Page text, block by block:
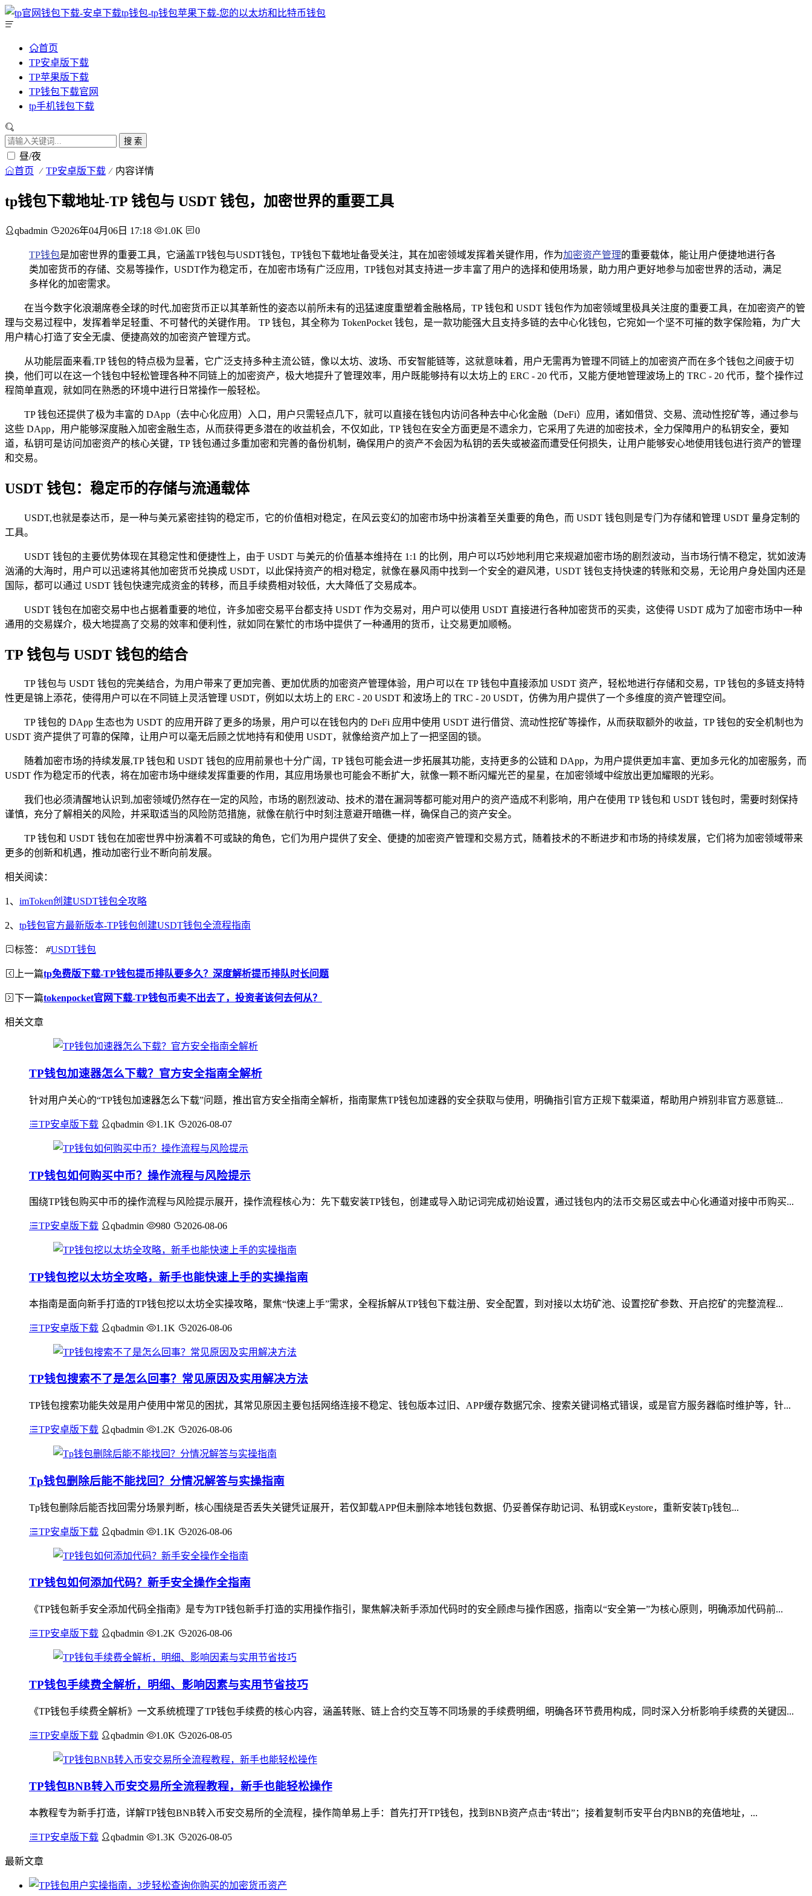
首页
TP安卓版下载
TP苹果版下载
TP钱包下载官网
tp手机钱包下载
搜 索
昼/夜
首页 TP安卓版下载 内容详情
tp钱包下载地址-TP 钱包与 USDT 钱包，加密世界的重要工具
qbadmin 2026年04月06日 17:18 1.0K 0
TP钱包是加密世界的重要工具，它涵盖TP钱包与USDT钱包，TP钱包下载地址备受关注，其在加密领域发挥着关键作用，作为加密资产管理的重要载体，能让用户便捷地进行各
类加密货币的存储、交易等操作，USDT作为稳定币，在加密市场有广泛应用，TP钱包对其支持进一步丰富了用户的选择和使用场景，助力用户更好地参与加密世界的活动，满足
多样化的加密需求。
在当今数字化浪潮席卷全球的时代,加密货币正以其革新性的姿态以前所未有的迅猛速度重塑着金融格局，TP 钱包和 USDT 钱包作为加密领域里极具关注度的重要工具，在加密资产的管
理与交易过程中，发挥着举足轻重、不可替代的关键作用。 TP 钱包，其全称为 TokenPocket 钱包，是一款功能强大且支持多链的去中心化钱包，它宛如一个坚不可摧的数字保险箱，为广大
用户精心打造了安全无虞、便捷高效的加密资产管理方式。
从功能层面来看,TP 钱包的特点极为显著，它广泛支持多种主流公链，像以太坊、波场、币安智能链等，这就意味着，用户无需再为管理不同链上的加密资产而在多个钱包之间疲于切
换，他们可以在这一个钱包中轻松管理各种不同链上的加密资产，极大地提升了管理效率，用户既能够持有以太坊上的 ERC - 20 代币，又能方便地管理波场上的 TRC - 20 代币，整个操作过
程简单直观，就如同在熟悉的环境中进行日常操作一般轻松。
TP 钱包还提供了极为丰富的 DApp（去中心化应用）入口，用户只需轻点几下，就可以直接在钱包内访问各种去中心化金融（DeFi）应用，诸如借贷、交易、流动性挖矿等，通过参与
这些 DApp，用户能够深度融入加密金融生态，从而获得更多潜在的收益机会，不仅如此，TP 钱包在安全方面更是不遗余力，它采用了先进的加密技术，全力保障用户的私钥安全，要知
道，私钥可是访问加密资产的核心关键，TP 钱包通过多重加密和完善的备份机制，确保用户的资产不会因为私钥的丢失或被盗而遭受任何损失，让用户能够安心地使用钱包进行资产的管理
和交易。
USDT 钱包：稳定币的存储与流通载体
USDT,也就是泰达币，是一种与美元紧密挂钩的稳定币，它的价值相对稳定，在风云变幻的加密市场中扮演着至关重要的角色，而 USDT 钱包则是专门为存储和管理 USDT 量身定制的
工具。
USDT 钱包的主要优势体现在其稳定性和便捷性上，由于 USDT 与美元的价值基本维持在 1:1 的比例，用户可以巧妙地利用它来规避加密市场的剧烈波动，当市场行情不稳定，犹如波涛
汹涌的大海时，用户可以迅速将其他加密货币兑换成 USDT，以此保持资产的相对稳定，就像在暴风雨中找到一个安全的避风港，USDT 钱包支持快速的转账和交易，无论用户身处国内还是
国际，都可以通过 USDT 钱包快速完成资金的转移，而且手续费相对较低，大大降低了交易成本。
USDT 钱包在加密交易中也占据着重要的地位，许多加密交易平台都支持 USDT 作为交易对，用户可以使用 USDT 直接进行各种加密货币的买卖，这使得 USDT 成为了加密市场中一种
通用的交易媒介，极大地提高了交易的效率和便利性，就如同在繁忙的市场中提供了一种通用的货币，让交易更加顺畅。
TP 钱包与 USDT 钱包的结合
TP 钱包与 USDT 钱包的完美结合，为用户带来了更加完善、更加优质的加密资产管理体验，用户可以在 TP 钱包中直接添加 USDT 资产，轻松地进行存储和交易，TP 钱包的多链支持特
性更是锦上添花，使得用户可以在不同链上灵活管理 USDT，例如以太坊上的 ERC - 20 USDT 和波场上的 TRC - 20 USDT，仿佛为用户提供了一个多维度的资产管理空间。
TP 钱包的 DApp 生态也为 USDT 的应用开辟了更多的场景，用户可以在钱包内的 DeFi 应用中使用 USDT 进行借贷、流动性挖矿等操作，从而获取额外的收益，TP 钱包的安全机制也为
USDT 资产提供了可靠的保障，让用户可以毫无后顾之忧地持有和使用 USDT，就像给资产加上了一把坚固的锁。
随着加密市场的持续发展,TP 钱包和 USDT 钱包的应用前景也十分广阔，TP 钱包可能会进一步拓展其功能，支持更多的公链和 DApp，为用户提供更加丰富、更加多元化的加密服务，而
USDT 作为稳定币的代表，将在加密市场中继续发挥重要的作用，其应用场景也可能会不断扩大，就像一颗不断闪耀光芒的星星，在加密领域中绽放出更加耀眼的光彩。
我们也必须清醒地认识到,加密领域仍然存在一定的风险，市场的剧烈波动、技术的潜在漏洞等都可能对用户的资产造成不利影响，用户在使用 TP 钱包和 USDT 钱包时，需要时刻保持
谨慎，充分了解相关的风险，并采取适当的风险防范措施，就像在航行中时刻注意避开暗礁一样，确保自己的资产安全。
TP 钱包和 USDT 钱包在加密世界中扮演着不可或缺的角色，它们为用户提供了安全、便捷的加密资产管理和交易方式，随着技术的不断进步和市场的持续发展，它们将为加密领域带来
更多的创新和机遇，推动加密行业不断向前发展。
相关阅读：
1、 imToken创建USDT钱包全攻略
2、 tp钱包官方最新版本-TP钱包创建USDT钱包全流程指南
标签： #USDT钱包
上一篇tp免费版下载-TP钱包提币排队要多久？深度解析提币排队时长问题
下一篇tokenpocket官网下载-TP钱包币卖不出去了，投资者该何去何从？
相关文章
TP钱包加速器怎么下载？官方安全指南全解析
针对用户关心的“TP钱包加速器怎么下载”问题，推出官方安全指南全解析，指南聚焦TP钱包加速器的安全获取与使用，明确指引官方正规下载渠道，帮助用户辨别非官方恶意链...
TP安卓版下载 qbadmin 1.1K 2026-08-07
TP钱包如何购买中币？操作流程与风险提示
围绕TP钱包购买中币的操作流程与风险提示展开，操作流程核心为：先下载安装TP钱包，创建或导入助记词完成初始设置，通过钱包内的法币交易区或去中心化通道对接中币购买...
TP安卓版下载 qbadmin 980 2026-08-06
TP钱包挖以太坊全攻略，新手也能快速上手的实操指南
本指南是面向新手打造的TP钱包挖以太坊全实操攻略，聚焦“快速上手”需求，全程拆解从TP钱包下载注册、安全配置，到对接以太坊矿池、设置挖矿参数、开启挖矿的完整流程...
TP安卓版下载 qbadmin 1.1K 2026-08-06
TP钱包搜索不了是怎么回事？常见原因及实用解决方法
TP钱包搜索功能失效是用户使用中常见的困扰，其常见原因主要包括网络连接不稳定、钱包版本过旧、APP缓存数据冗余、搜索关键词格式错误，或是官方服务器临时维护等，针...
TP安卓版下载 qbadmin 1.2K 2026-08-06
Tp钱包删除后能不能找回？分情况解答与实操指南
Tp钱包删除后能否找回需分场景判断，核心围绕是否丢失关键凭证展开，若仅卸载APP但未删除本地钱包数据、仍妥善保存助记词、私钥或Keystore，重新安装Tp钱包...
TP安卓版下载 qbadmin 1.1K 2026-08-06
TP钱包如何添加代码？新手安全操作全指南
《TP钱包新手安全添加代码全指南》是专为TP钱包新手打造的实用操作指引，聚焦解决新手添加代码时的安全顾虑与操作困惑，指南以“安全第一”为核心原则，明确添加代码前...
TP安卓版下载 qbadmin 1.2K 2026-08-06
TP钱包手续费全解析，明细、影响因素与实用节省技巧
《TP钱包手续费全解析》一文系统梳理了TP钱包手续费的核心内容，涵盖转账、链上合约交互等不同场景的手续费明细，明确各环节费用构成，同时深入分析影响手续费的关键因...
TP安卓版下载 qbadmin 1.0K 2026-08-05
TP钱包BNB转入币安交易所全流程教程，新手也能轻松操作
本教程专为新手打造，详解TP钱包BNB转入币安交易所的全流程，操作简单易上手：首先打开TP钱包，找到BNB资产点击“转出”；接着复制币安平台内BNB的充值地址，...
TP安卓版下载 qbadmin 1.3K 2026-08-05
最新文章